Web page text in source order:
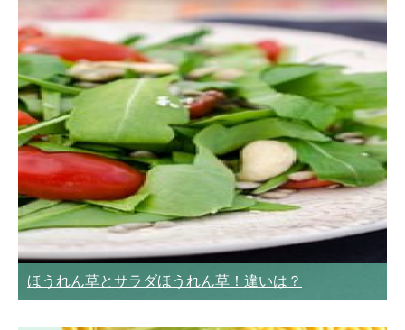
ほうれん草とサラダほうれん草！違いは？